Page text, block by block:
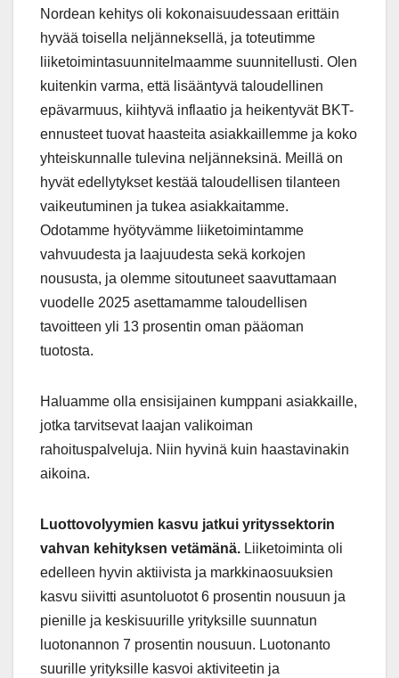
Nordean kehitys oli kokonaisuudessaan erittäin
hyvää toisella neljänneksellä, ja toteutimme
liiketoimintasuunnitelmaamme suunnitellusti. Olen
kuitenkin varma, että lisääntyvä taloudellinen
epävarmuus, kiihtyvä inflaatio ja heikentyvät BKT-
ennusteet tuovat haasteita asiakkaillemme ja koko
yhteiskunnalle tulevina neljänneksinä. Meillä on
hyvät edellytykset kestää taloudellisen tilanteen
vaikeutuminen ja tukea asiakkaitamme.
Odotamme hyötyvämme liiketoimintamme
vahvuudesta ja laajuudesta sekä korkojen
noususta, ja olemme sitoutuneet saavuttamaan
vuodelle 2025 asettamamme taloudellisen
tavoitteen yli 13 prosentin oman pääoman
tuotosta.
Haluamme olla ensisijainen kumppani asiakkaille,
jotka tarvitsevat laajan valikoiman
rahoituspalveluja. Niin hyvinä kuin haastavinakin
aikoina.
Luottovolyymien kasvu jatkui yrityssektorin
vahvan kehityksen vetämänä. Liiketoiminta oli
edelleen hyvin aktiivista ja markkinaosuuksien
kasvu siivitti asuntoluotot 6 prosentin nousuun ja
pienille ja keskisuurille yrityksille suunnatun
luotonannon 7 prosentin nousuun. Luotonanto
suurille yrityksille kasvoi aktiviteetin ja